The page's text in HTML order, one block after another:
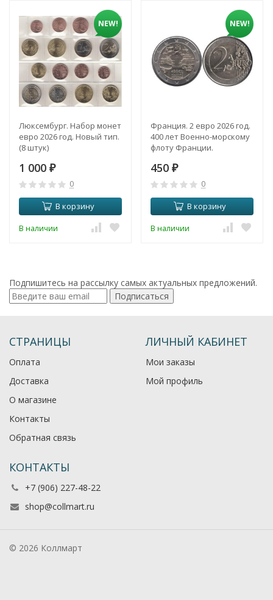
NEW!
Люксембург. Набор монет
евро 2026 год. Новый тип.
(8 штук)
1 000 ₽
0
В корзину
В наличии
NEW!
Франция. 2 евро 2026 год.
400 лет Военно-морскому
флоту Франции.
450 ₽
0
В корзину
В наличии
Подпишитесь на рассылку самых актуальных предложений.
Подписаться
СТРАНИЦЫ
Оплата
Доставка
О магазине
Контакты
Обратная связь
ЛИЧНЫЙ КАБИНЕТ
Мои заказы
Мой профиль
КОНТАКТЫ
+7 (906) 227-48-22
shop@collmart.ru
© 2026 Коллмарт